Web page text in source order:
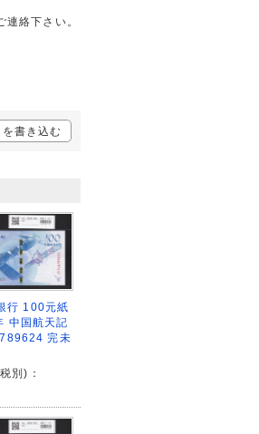
絡下さい。
書き込む
行 100元紙
中国航天記
完未
別)：